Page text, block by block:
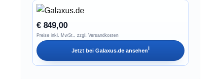
€ 849,00
Preise inkl. MwSt., zzgl. Versandkosten
Jetzt bei Galaxus.de ansehenℹ︎